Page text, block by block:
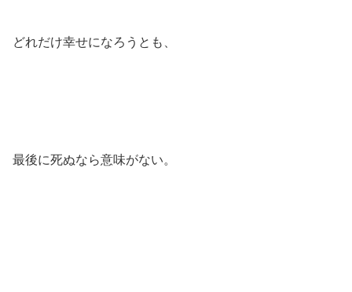
どれだけ幸せになろうとも、
最後に死ぬなら意味がない。